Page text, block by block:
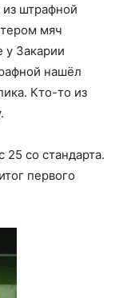
из штрафной
мяч
у Закарии
нашёл
Кто-то из
со стандарта.
первого